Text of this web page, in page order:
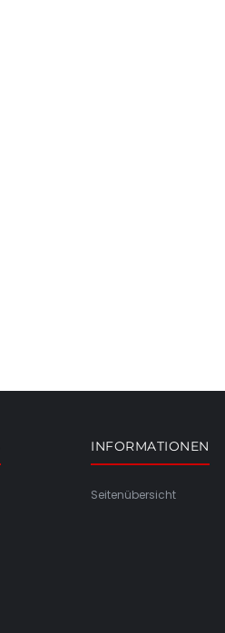
INFORMATIONEN
Seitenübersicht